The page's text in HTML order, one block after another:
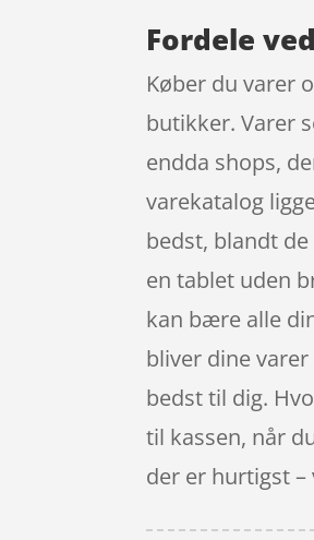
Fordele
Køber du varer
butikker. Varer
endda shops,
varekatalog
bedst, blandt
en tablet uden
kan bære alle
bliver dine
bedst til dig.
til kassen, når
der er hurtigst